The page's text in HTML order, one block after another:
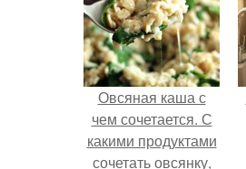
Овсяная каша с
чем сочетается. С
какими продуктами
сочетать овсянку,